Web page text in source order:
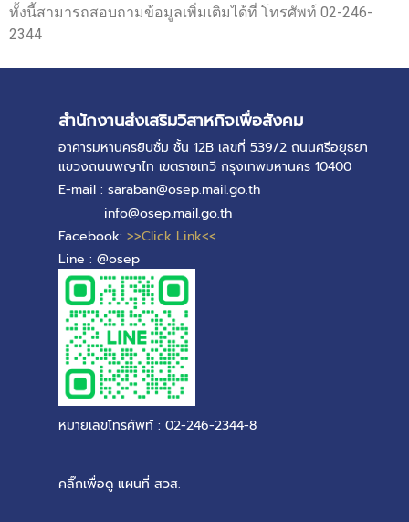
ทั้งนี้สามารถสอบถามข้อมูลเพิ่มเติมได้ที่ โทรศัพท์ 02-246-
2344
สำนักงานส่งเสริมวิสาหกิจเพื่อสังคม
อาคารมหานครยิบซั่ม ชั้น 12B เลขที่ 539/2 ถนนศรีอยุธยา
แขวงถนนพญาไท เขตราชเทวี กรุงเทพมหานคร 10400
E-mail : saraban@osep.mail.go.th
info@osep.mail.go.th
Facebook: >>Click Link<<
Line : @osep
หมายเลขโทรศัพท์ : 02-246-2344-8
คลิ๊กเพื่อดู แผนที่ สวส.